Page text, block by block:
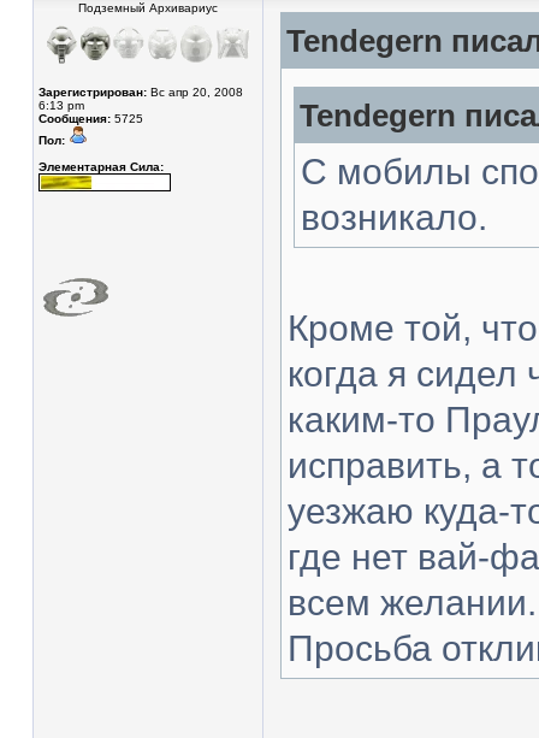
Подземный Архивариус
Зарегистрирован: Вс апр 20, 2008
6:13 pm
Сообщения: 5725
Пол:
Элементарная Сила:
Tendegern
Tendegern
С мобилы
возникало.
Кроме той,
когда я сидел
каким-то
исправить, а
уезжаю куда-
где нет вай-
всем
Просьба